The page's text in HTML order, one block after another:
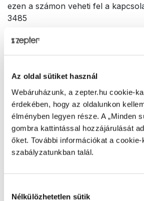
Az oldal sütiket használ
Webáruházunk, a zepter.hu cookie-
érdekében, hogy az oldalunkon
élményben legyen része. A „Minden
gombra kattintással hozzájárulását
őket. További információkat a
szabályzatunkban talál.
kiválasztása
Nélkülözhetetlen sütik
ezen a számon veheti fel a
3485
Kérjük, vegye figyelembe, hogy a
behelyezett szűrő működési
eltömődésével járhat.
Kérjük ne feledkezzen meg
havontként fertőlenítéséről, melyet
és amelyről az Az Aqueena Pro
tájékoztatjában olvashat: info
A ferőtlenítés szakértelmet
forduljon a Zepter technikusaihoz a
utószűrőt az ÁNTSZ rendelkezése